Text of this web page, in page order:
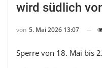
wird südlich
von 5. Mai 2026 13:07
Sperre von 18. Mai bis